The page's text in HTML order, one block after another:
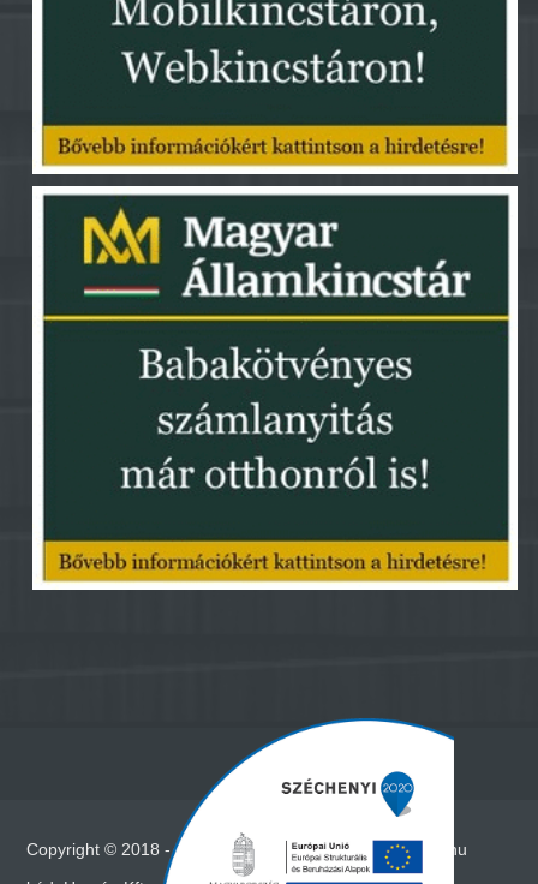
Copyright © 2018 - Minden jog fenntartva - www.vadna.hu